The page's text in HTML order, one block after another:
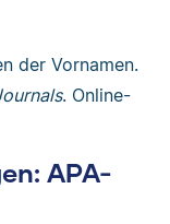
der Vornamen.
. Online-
APA-